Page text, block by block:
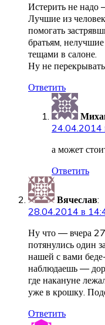
Истерить не надо
Лучшие из
помогать
братьям,
тещами в салоне.
Ну не
Ответить
24.04.2014
а может
Ответить
Вячеслав:
28.04.2014 в
Ну что — вчера
потянулись один
нашей с вами
наблюдаешь —
где накануне
уже в крошку.
Ответить